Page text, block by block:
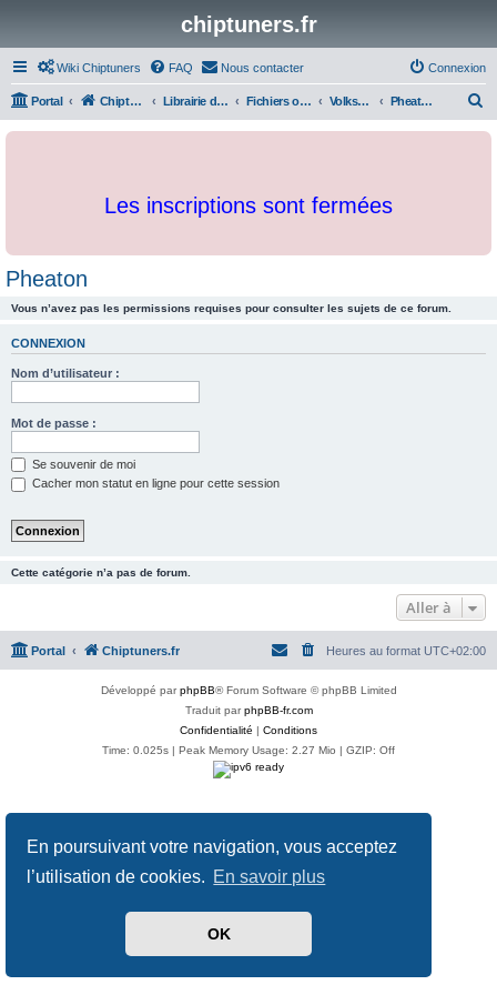
En poursuivant votre navigation, vous acceptez
l’utilisation de cookies. En savoir plus
OK
chiptuners.fr
Wiki Chiptuners FAQ Nous contacter Connexion
Portal Chiptuners.fr Librairie de documents et originaux Fichiers originaux Volkswagen Pheaton
c
Les inscriptions sont fermées
Pheaton
Vous n’avez pas les permissions requises pour consulter les sujets de ce forum.
CONNEXION
Nom d’utilisateur :
Mot de passe :
Se souvenir de moi
Cacher mon statut en ligne pour cette session
Cette catégorie n’a pas de forum.
Aller à
Portal Chiptuners.fr Heures au format UTC+02:00
Développé parphpBB® Forum Software © phpBB Limited
Traduit parphpBB-fr.com
Confidentialité | Conditions
Time: 0.025s | Peak Memory Usage: 2.27 Mio | GZIP: Off